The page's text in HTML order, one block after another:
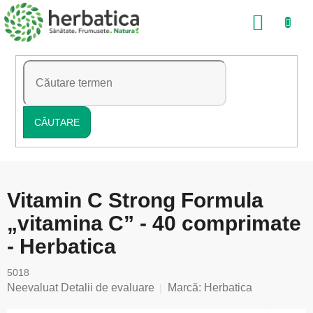
Treci
la
conținut
CĂUTARE
COŞ
Vitamin C Strong Formula
„vitamina C” - 40 comprimate
- Herbatica
5018
Evaluarea
Neevaluat Detalii de evaluare Marcă: Herbatica